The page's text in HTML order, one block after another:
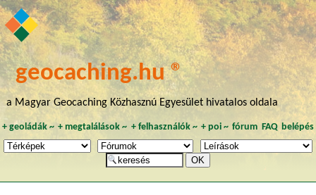
geocaching.hu ®
a Magyar Geocaching Közhasznú Egyesület hivatalos oldala
+ geoládák~ +megtalálások ~ + felhasználók~ + poi~ fórum FAQ belépés